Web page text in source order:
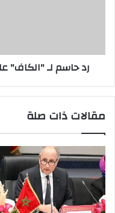
رد حاسم لـ "الكاف"
مقالات ذات صلة